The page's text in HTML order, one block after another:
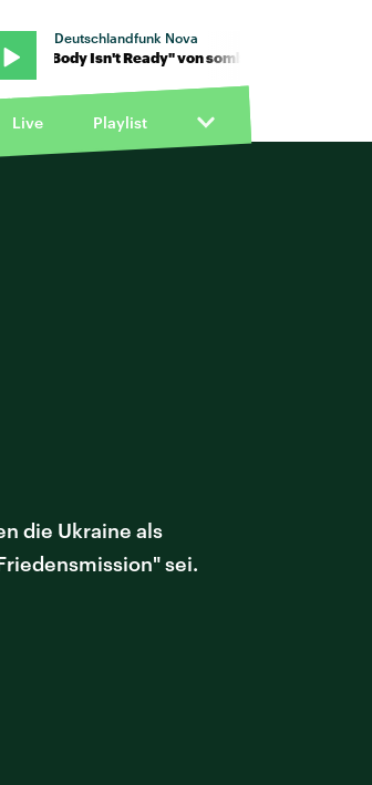
Deutschlandfunk Nova
Isn't Ready" von sombr · "My Body Isn't
Live Playlist
die Ukraine als
sei.